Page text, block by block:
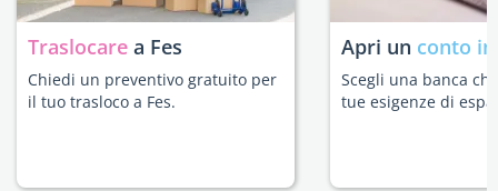
Traslocare a Fes
Chiedi un preventivo gratuito per
il tuo trasloco a Fes.
Apri un conto
Scegli una banca
tue esigenze di